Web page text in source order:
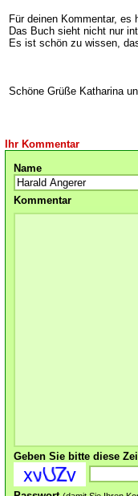
Für deinen Kommentar, es
Das Buch sieht nicht nur
Es ist schön zu wissen,
Schöne Grüße Katharina
Ihr Kommentar
Name
Kommentar
Geben Sie bitte diese